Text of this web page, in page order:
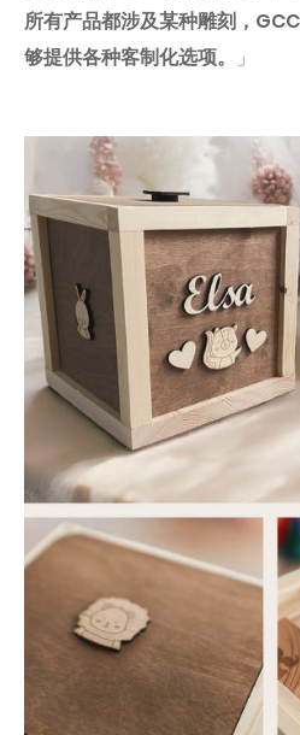
所有产品都涉及某种雕刻，
够提供各种客制化选项。
」